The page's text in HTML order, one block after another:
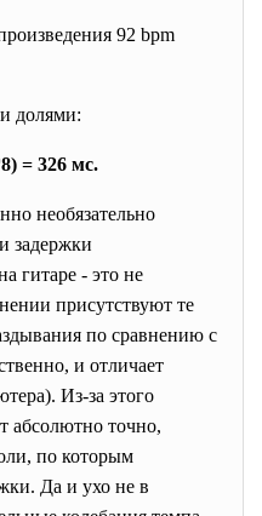
92 bpm
долями:
= 326 мс.
необязательно
задержки
гитаре - это не
присутствуют те
по сравнению с
и отличает
Из-за этого
абсолютно точно,
по которым
Да и ухо не в